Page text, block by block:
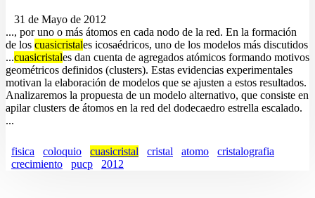
31 de Mayo de 2012
..., por uno o más átomos en cada nodo de la red. En la formación
de los cuasicristales icosaédricos, uno de los modelos más discutidos
...cuasicristales dan cuenta de agregados atómicos formando motivos
geométricos definidos (clusters). Estas evidencias experimentales
motivan la elaboración de modelos que se ajusten a estos resultados.
Analizaremos la propuesta de un modelo alternativo, que consiste en
apilar clusters de átomos en la red del dodecaedro estrella escalado.
...
fisica coloquio cuasicristal cristal atomo
cristalografia
crecimiento
pucp 2012